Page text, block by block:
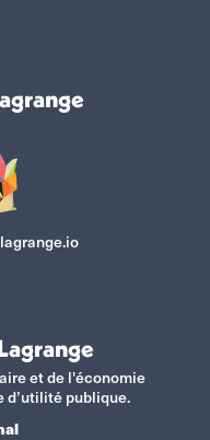
et de l'économie
d’utilité publique.